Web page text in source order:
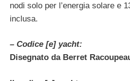
nodi solo per l’energia solare e
inclusa.
– Codice [e] yacht:
Disegnato da Berret